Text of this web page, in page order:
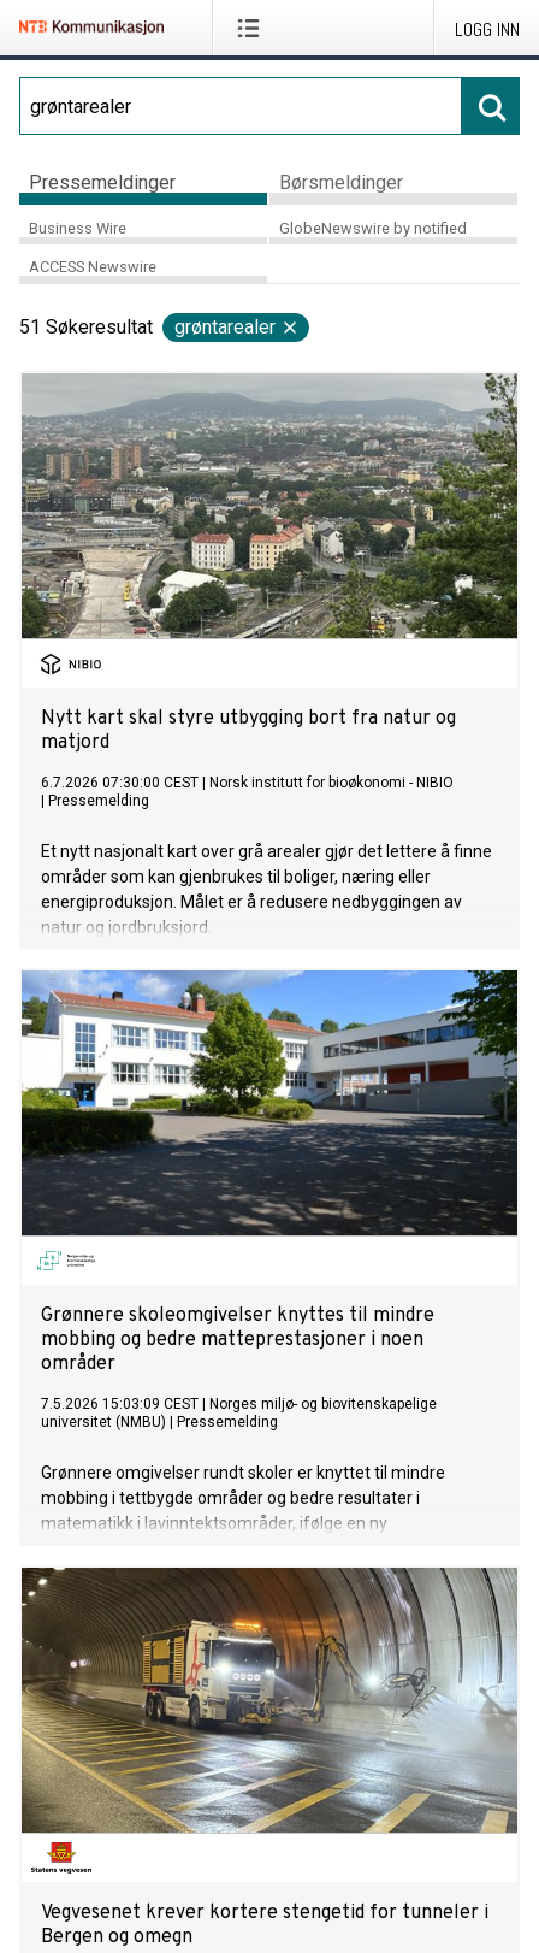
LOGG INN
Pressemeldinger Børsmeldinger
Business Wire GlobeNewswire by notified
ACCESS Newswire
51 Søkeresultat grøntarealer
Nytt kart skal styre utbygging bort fra natur og
matjord
6.7.2026 07:30:00 CEST
Norsk institutt for bioøkonomi - NIBIO
Pressemelding
Et nytt nasjonalt kart over grå arealer gjør det lettere å finne
områder som kan gjenbrukes til boliger, næring eller
energiproduksjon. Målet er å redusere nedbyggingen av
natur og jordbruksjord.
Grønnere skoleomgivelser knyttes til mindre
mobbing og bedre matteprestasjoner i noen
områder
7.5.2026 15:03:09 CEST
Norges miljø- og biovitenskapelige
universitet (NMBU)
Pressemelding
Grønnere omgivelser rundt skoler er knyttet til mindre
mobbing i tettbygde områder og bedre resultater i
matematikk i lavinntektsområder, ifølge en ny
grunnskolen.
Vegvesenet krever kortere stengetid for tunneler i
Bergen og omegn